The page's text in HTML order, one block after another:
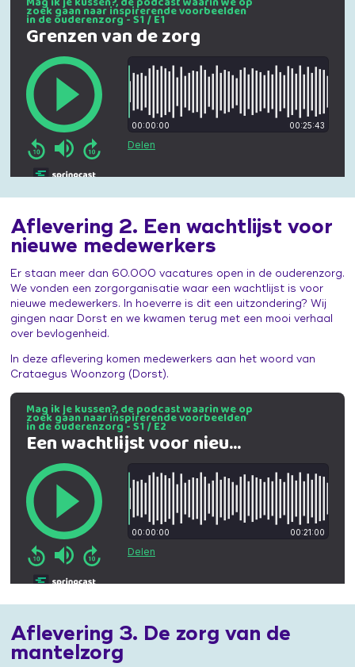
Aflevering 2. Een wachtlijst voor
nieuwe medewerkers
Er staan meer dan 60.000 vacatures open in de ouderenzorg.
We vonden een zorgorganisatie waar een wachtlijst is voor
nieuwe medewerkers. In hoeverre is dit een uitzondering? Wij
gingen naar Dorst en we kwamen terug met een mooi verhaal
over bevlogenheid.
In deze aflevering komen medewerkers aan het woord van
Crataegus Woonzorg (Dorst).
Aflevering 3. De zorg van de
mantelzorg